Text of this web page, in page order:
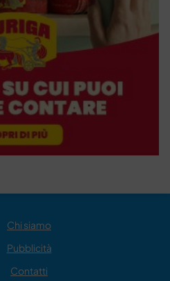
Chi siamo
Pubblicità
Contatti